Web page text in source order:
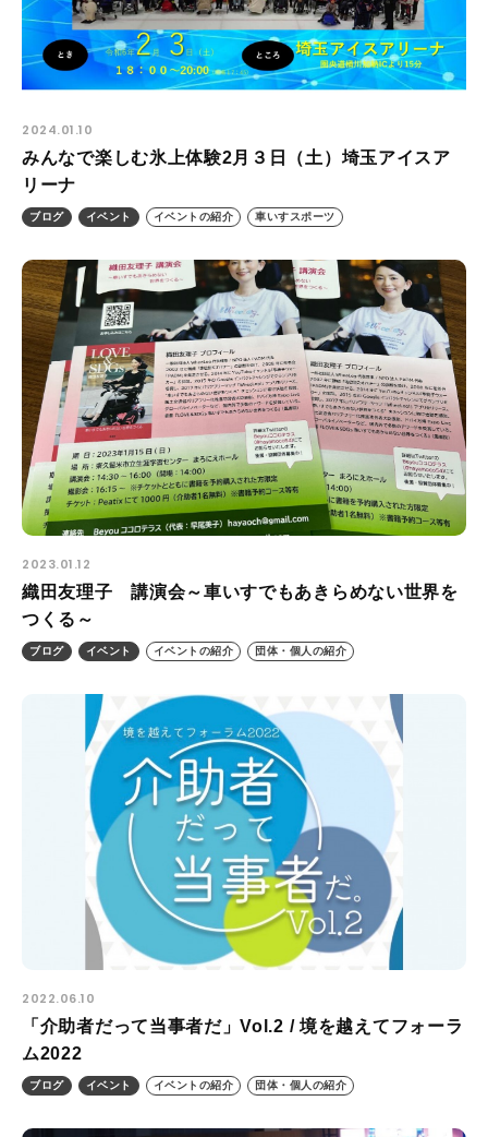
2024.01.10
みんなで楽しむ氷上体験2月３日（土）埼玉アイスア
リーナ
ブログ イベント イベントの紹介 車いすスポーツ
2023.01.12
織田友理子 講演会～車いすでもあきらめない世界を
つくる～
ブログ イベント イベントの紹介 団体・個人の紹介
2022.06.10
「介助者だって当事者だ」Vol.2 / 境を越えてフォーラ
ム2022
ブログ イベント イベントの紹介 団体・個人の紹介